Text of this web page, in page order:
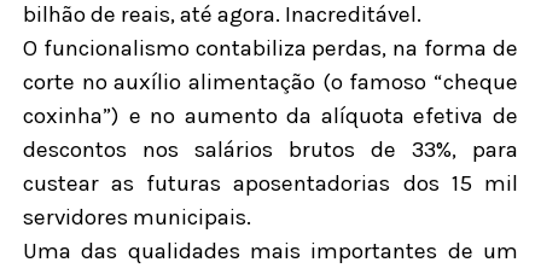
bilhão de reais, até agora. Inacreditável.
O funcionalismo contabiliza perdas, na forma de
corte no auxílio alimentação (o famoso “cheque
coxinha”) e no aumento da alíquota efetiva de
descontos nos salários brutos de 33%, para
custear as futuras aposentadorias dos 15 mil
servidores municipais.
Uma das qualidades mais importantes de um